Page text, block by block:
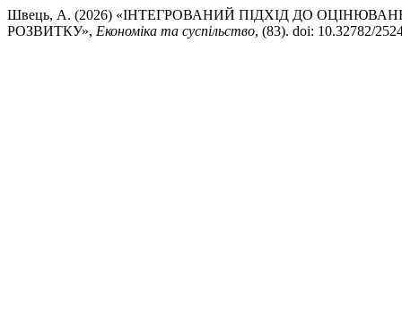
Швець, А. (2026) «ІНТЕГРОВАНИЙ ПІДХІД ДО
РОЗВИТКУ», Економіка та суспільство, (83). doi: 10.32782/